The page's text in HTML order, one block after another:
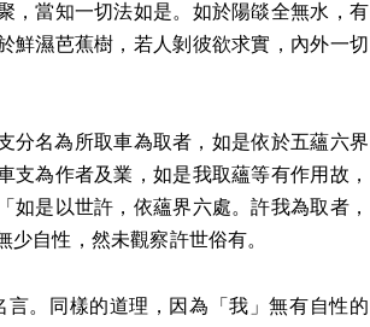
，當知一切法如是。如於陽燄全無水，有
鮮濕芭蕉樹，若人剝彼欲求實，內外一切
分名為所取車為取者，如是依於五蘊六界
支為作者及業，如是我取蘊等有作用故，
是以世許，依蘊界六處。許我為取者，
自性，然未觀察許世俗有。
。同樣的道理，因為「我」無有自性的